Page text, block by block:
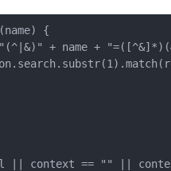
{
+ name +
|| context == "" ||